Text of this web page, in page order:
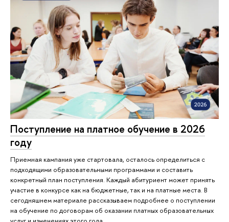
Поступление на платное обучение в 2026
году
Приемная кампания уже стартовала, осталось определиться с
подходящими образовательными программами и составить
конкретный план поступления. Каждый абитуриент может принять
участие в конкурсе как на бюджетные, так и на платные места. В
сегодняшнем материале рассказываем подробнее о поступлении
на обучение по договорам об оказании платных образовательных